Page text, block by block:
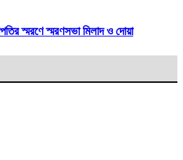
স্মরণে স্মরণসভা মিলাদ ও দোয়া